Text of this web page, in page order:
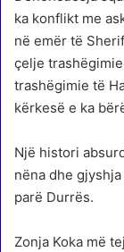
ka konflikt me
në emër të
çelje
trashëgimie të
kërkesë e ka
Një histori
nëna dhe
parë Durrës.
Zonja Koka më